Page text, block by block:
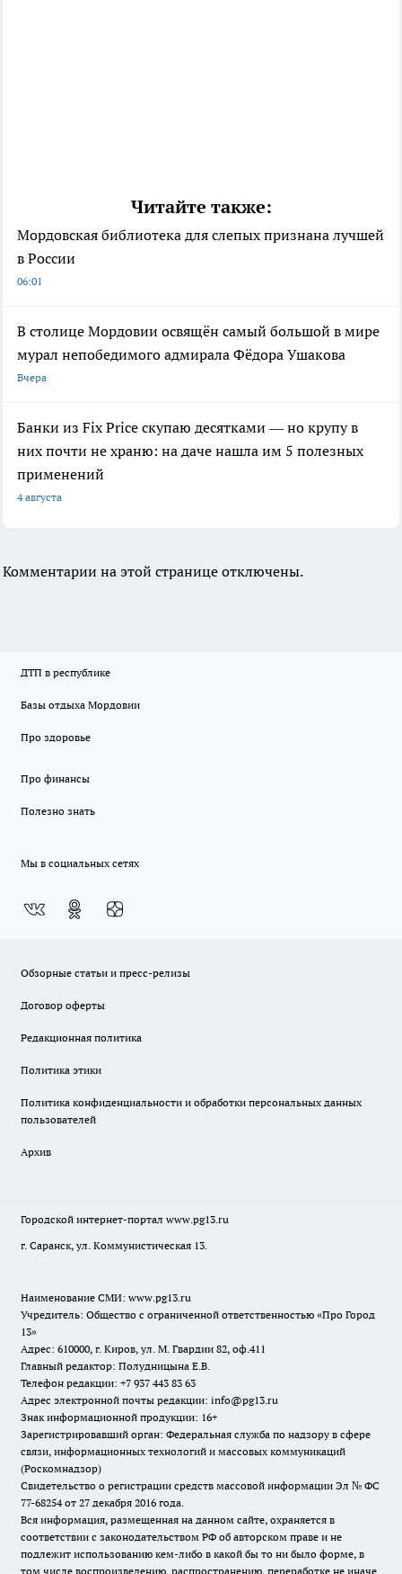
Читайте также:
Мордовская библиотека для слепых признана лучшей
в России
06:01
В столице Мордовии освящён самый большой в мире
мурал непобедимого адмирала Фёдора Ушакова
Вчера
Банки из Fix Price скупаю десятками — но крупу в
них почти не храню: на даче нашла им 5 полезных
применений
4 августа
Комментарии на этой странице отключены.
ДТП в республике
Базы отдыха Мордовии
Про здоровье
Про финансы
Полезно знать
Мы в социальных сетях
Обзорные статьи и пресс-релизы
Договор оферты
Редакционная политика
Политика этики
Политика конфиденциальности и обработки персональных данных
пользователей
Архив
Городской интернет-портал www.pg13.ru
г. Саранск, ул. Коммунистическая 13.
Наименование СМИ: www.pg13.ru
Учредитель: Общество с ограниченной ответственностью «Про Город
13»
Адрес: 610000, г. Киров, ул. М. Гвардии 82, оф.411
Главный редактор: Полудницына Е.В.
Телефон редакции: +7 937 443 83 63
Адрес электронной почты редакции: info@pg13.ru
Знак информационной продукции: 16+
Зарегистрировавший орган: Федеральная служба по надзору в сфере
связи, информационных технологий и массовых коммуникаций
(Роскомнадзор)
Свидетельство о регистрации средств массовой информации Эл № ФС
77-68254 от 27 декабря 2016 года.
Вся информация, размещенная на данном сайте, охраняется в
соответствии с законодательством РФ об авторском праве и не
подлежит использованию кем-либо в какой бы то ни было форме, в
том числе воспроизведению, распространению, переработке не иначе